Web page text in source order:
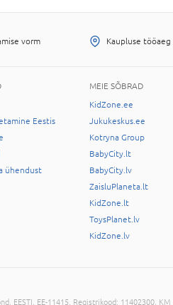
vorm Kaupluse tööaeg
Eestis
ühendust
MEIE SÕBRAD
KidZone.ee
Jukukeskus.ee
Kotryna Group
BabyCity.lt
BabyCity.lv
ZaisluPlaneta.lt
KidZone.lt
ToysPlanet.lv
KidZone.lv
EESTI, EE-11415, Registrikood: 11402300, KM